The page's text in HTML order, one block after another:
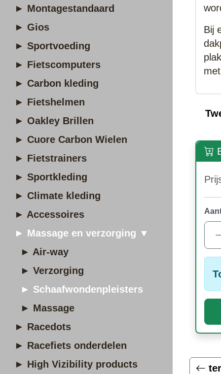
► Montagestandaard
► Gios
► Sportvoeding
► Fietscomputers
► Carbon kleding
► Fietshelmen
► Oakley Brillen
► Cuore Carbon Wielen
► Fietstrainers
► Sportkleding
► Climate kleding
► Accessoires
► Massage en verzorging ▼
► Air-way
► Verzorging
► Schaafwondenpleisters
► Massage
► Racedots
► Racefiets onderdelen
► High Vizibility products
Bij